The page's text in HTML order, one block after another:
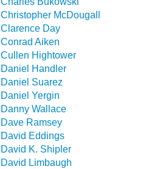
Christopher McDougall
Clarence Day
Conrad Aiken
Cullen Hightower
Daniel Handler
Daniel Suarez
Daniel Yergin
Danny Wallace
Dave Ramsey
David Eddings
David K. Shipler
David Limbaugh